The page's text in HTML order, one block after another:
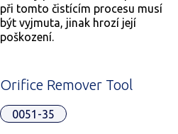
při tomto čistícím procesu musí
být vyjmuta, jinak hrozí její
poškození.
Orifice Remover Tool
0051-35